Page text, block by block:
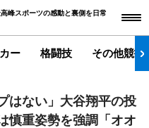
峰スポーツの感動と裏側を日常
ー 格闘技 その他競技
はない」大谷翔平の投
慎重姿勢を強調「オオ